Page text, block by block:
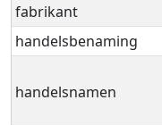
fabrikant
handelsbenaming
handelsnamen